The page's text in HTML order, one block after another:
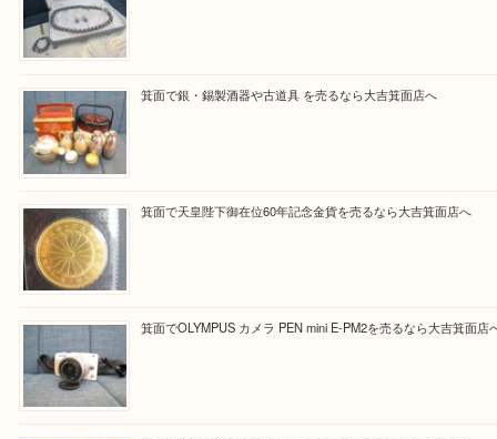
大吉 箕面店に来てよかった！と思っていただける
一点を丁寧に査定いたします！
Facebook
Twitter
買取ブログ検索